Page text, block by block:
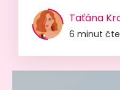
Taťána
6 minut